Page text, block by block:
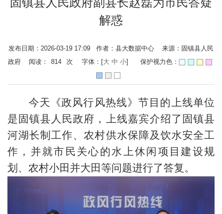
固镇县人民政府副县长赵磊为市民答疑
解惑
发布日期：2026-03-19 17:09 作者：县大数据中心 来源：固镇县人民
政府 阅读：
814 次 字体：[大 中 小] 保护视力色：
今天《政风行风热线》节目的上线单位
是固镇县人民政府，上线嘉宾介绍了固镇县
河湖长制工作、农村供水保障及饮水安全工
作，并就市民关心的水上休闲项目建设规
划、农村小田并大田等问题进行了答复。